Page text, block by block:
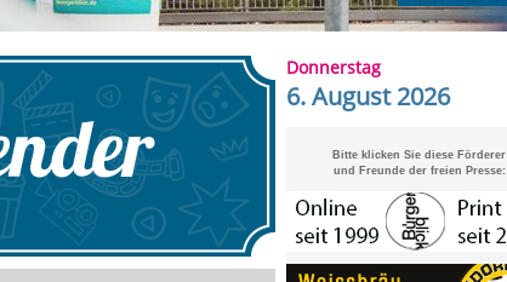
Donnerstag
6. August 2026
Bitte klicken Sie diese Förderer
und Freunde der freien Presse: